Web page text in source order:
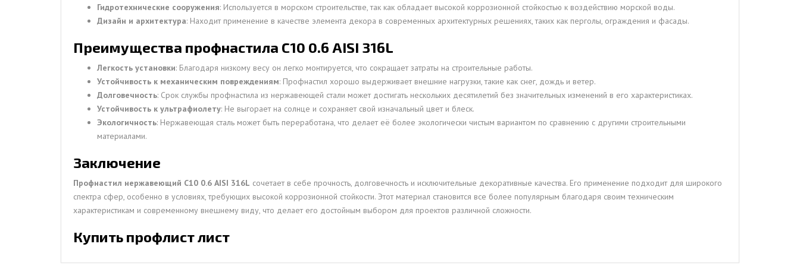
Гидротехнические сооружения: Используется в морском строительстве, так как обладает высокой коррозионной стойкостью к воздействию морской воды.
Дизайн и архитектура: Находит применение в качестве элемента декора в современных архитектурных решениях, таких как перголы, ограждения и фасады.
Преимущества профнастила С10 0.6 AISI 316L
Легкость установки: Благодаря низкому весу он легко монтируется, что сокращает затраты на строительные работы.
Устойчивость к механическим повреждениям: Профнастил хорошо выдерживает внешние нагрузки, такие как снег, дождь и ветер.
Долговечность: Срок службы профнастила из нержавеющей стали может достигать нескольких десятилетий без значительных изменений в его характеристиках.
Устойчивость к ультрафиолету: Не выгорает на солнце и сохраняет свой изначальный цвет и блеск.
Экологичность: Нержавеющая сталь может быть переработана, что делает её более экологически чистым вариантом по сравнению с другими строительными
материалами.
Заключение
Профнастил нержавеющий С10 0.6 AISI 316L сочетает в себе прочность, долговечность и исключительные декоративные качества. Его применение подходит для широкого
спектра сфер, особенно в условиях, требующих высокой коррозионной стойкости. Этот материал становится все более популярным благодаря своим техническим
характеристикам и современному внешнему виду, что делает его достойным выбором для проектов различной сложности.
Купить профлист лист